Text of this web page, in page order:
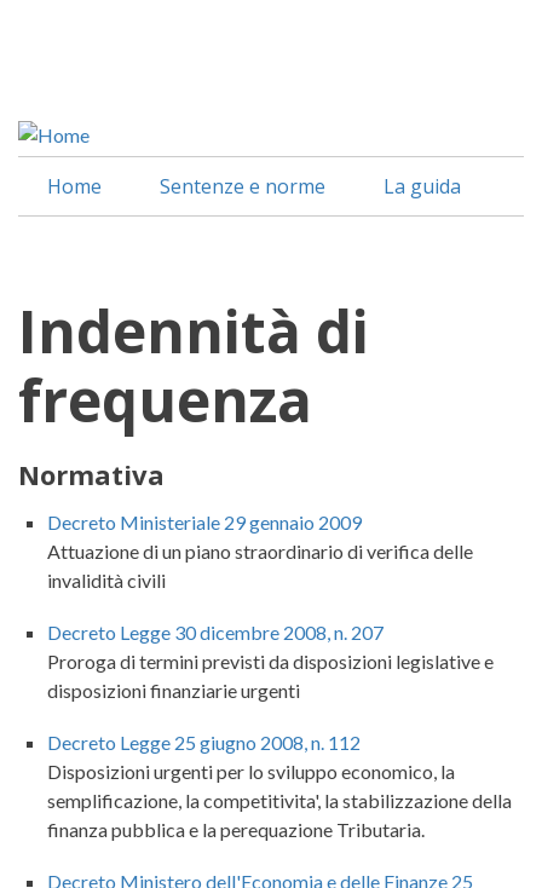
Home Sentenze e norme La guida
Indennità di
frequenza
Normativa
Decreto Ministeriale 29 gennaio 2009
Attuazione di un piano straordinario di verifica delle
invalidità civili
Decreto Legge 30 dicembre 2008, n. 207
Proroga di termini previsti da disposizioni legislative e
disposizioni finanziarie urgenti
Decreto Legge 25 giugno 2008, n. 112
Disposizioni urgenti per lo sviluppo economico, la
semplificazione, la competitivita', la stabilizzazione della
finanza pubblica e la perequazione Tributaria.
Decreto Ministero dell'Economia e delle Finanze 25